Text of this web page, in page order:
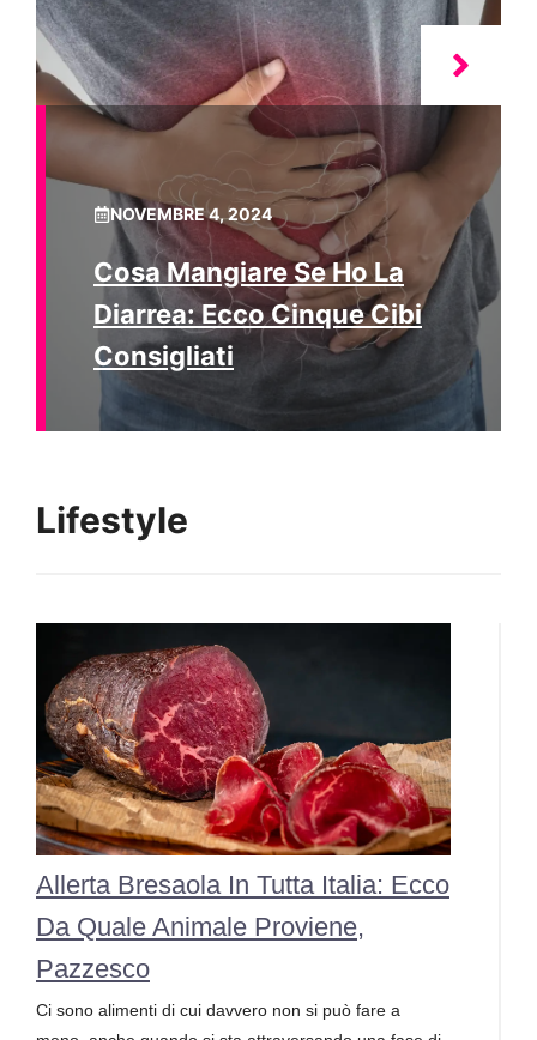
NOVEMBRE 4, 2024
Cosa Mangiare Se Ho La
Diarrea: Ecco Cinque Cibi
Consigliati
Lifestyle
Allerta Bresaola In Tutta Italia: Ecco
Da Quale Animale Proviene,
Pazzesco
Ci sono alimenti di cui davvero non si può fare a